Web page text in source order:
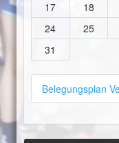
17
18
24
25
31
Belegungsplan